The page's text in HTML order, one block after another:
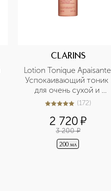
CLARINS
Lotion Tonique Apaisante
Успокаивающий тоник
для очень сухой и
чувствительной кожи
5из 5172 (172)
2 720¤
3 200 ¤
200 мл